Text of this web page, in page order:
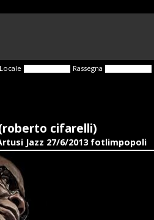
Locale Rassegna
cifarelli)
Jazz 27/6/2013 fotlimpopoli